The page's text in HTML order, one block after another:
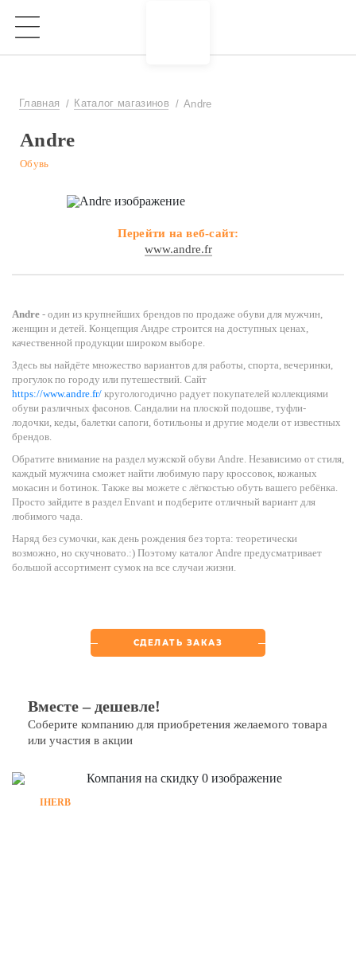
Главная Каталог магазинов Andre
Andre
Обувь
Перейти на веб-сайт:
www.andre.fr
Andre - один из крупнейших брендов по продаже обуви для мужчин,
женщин и детей. Концепция Андре строится на доступных ценах,
качественной продукции широком выборе.
Здесь вы найдёте множество вариантов для работы, спорта, вечеринки,
прогулок по городу или путешествий. Сайт
https://www.andre.fr/ кругологодично радует покупателей коллекциями
обуви различных фасонов. Сандалии на плоской подошве, туфли-
лодочки, кеды, балетки сапоги, ботильоны и другие модели от известных
брендов.
Обратите внимание на раздел мужской обуви Andre. Независимо от стиля,
каждый мужчина сможет найти любимую пару кроссовок, кожаных
мокасин и ботинок. Также вы можете с лёгкостью обуть вашего ребёнка.
Просто зайдите в раздел Envant и подберите отличный вариант для
любимого чада.
Наряд без сумочки, как день рождения без торта: теоретически
возможно, но скучновато.:) Поэтому каталог Andre предусматривает
большой ассортимент сумок на все случаи жизни.
СДЕЛАТЬ ЗАКАЗ
Вместе – дешевле!
Соберите компанию для приобретения желаемого товара
или участия в акции
IHERB